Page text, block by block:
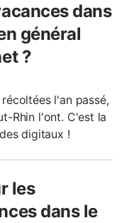
dans
général
?
l'an passé,
Rhin l'ont. C'est la
digitaux !
les
dans le